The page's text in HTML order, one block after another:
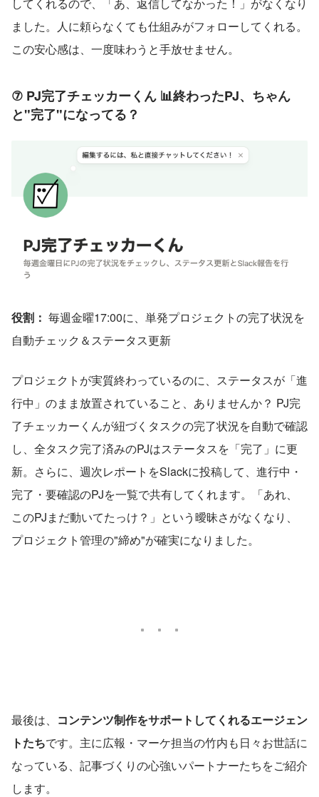
ました。人に頼らなくても仕組みがフォローしてくれる。
この安心感は、一度味わうと手放せません。
⑦ PJ完了チェッカーくん 📊終わったPJ、ちゃん
と"完了"になってる？
役割： 毎週金曜17:00に、単発プロジェクトの完了状況を
自動チェック＆ステータス更新
プロジェクトが実質終わっているのに、ステータスが「進
行中」のまま放置されていること、ありませんか？ PJ完
了チェッカーくんが紐づくタスクの完了状況を自動で確認
し、全タスク完了済みのPJはステータスを「完了」に更
新。さらに、週次レポートをSlackに投稿して、進行中・
完了・要確認のPJを一覧で共有してくれます。「あれ、
このPJまだ動いてたっけ？」という曖昧さがなくなり、
プロジェクト管理の"締め"が確実になりました。
最後は、 コンテンツ制作をサポートしてくれるエージェン
トたちです。主に広報・マーケ担当の竹内も日々お世話に
なっている、記事づくりの心強いパートナーたちをご紹介
します。